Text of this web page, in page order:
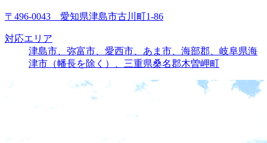
〒496-0043 愛知県津島市古川町1-86
対応エリア
津島市、弥富市、愛西市、あま市、海部郡、岐阜県海
津市（幡長を除く）、三重県桑名郡木曽岬町